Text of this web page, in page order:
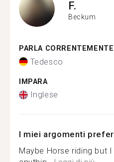
F.
Beckum
PARLA CORRENTEMENTE
Tedesco
IMPARA
Inglese
I miei argomenti
Maybe Horse riding but